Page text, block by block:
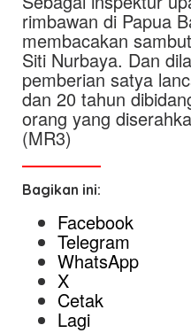
rimbawan di Papua
membacakan
Siti Nurbaya. Dan
pemberian satya
dan 20 tahun
orang yang
(MR3)
Bagikan ini:
Facebook
Telegram
WhatsApp
X
Cetak
Lagi